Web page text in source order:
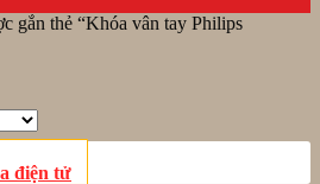
điện tử
gắn thẻ “Khóa vân tay Philips